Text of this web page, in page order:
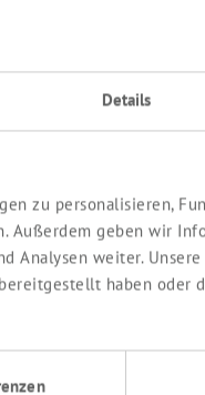
Details
zu personalisieren,
Außerdem geben wir
Analysen weiter.
haben oder